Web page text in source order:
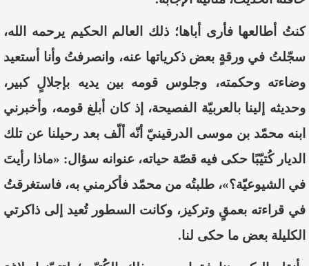
كنتُ أطالعها فأرى أباها؛ ذلك العالم الحكيم يرحمه الله،
سجّلتُ في ورقةٍ بعض ذكرياتها عنه، وانصرفتُ وأنا أستعيد
وضاءته وحكمته، وجلوس قومه بين يديه بإجلالٍ كبير،
وحديثه إلينا بالعربيّة الفصيحة، إذ كان أبلغ قومه، وأخبرني
ابنه محمّد بن موسى الدرقينيّ أنّه ألّف بعد رحيلنا عن تلك
الديار كُتيّبًا حكى فيه قصّة حياته، عنوانه سؤال: «ماذا رأيتَ
في الشيوعيّة؟»، طلبتُه من محمّد فأكرمني به، فاستغرقتُ
في قراءته بعمقٍ وتركيز، وكانت السطور تُعيد إلى ذاكرتي
الكليلة بعض ما حكى لنا.